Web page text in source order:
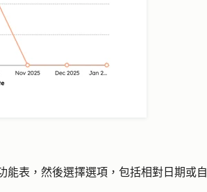
能表，然後選擇選項 ，包括相對日期或自